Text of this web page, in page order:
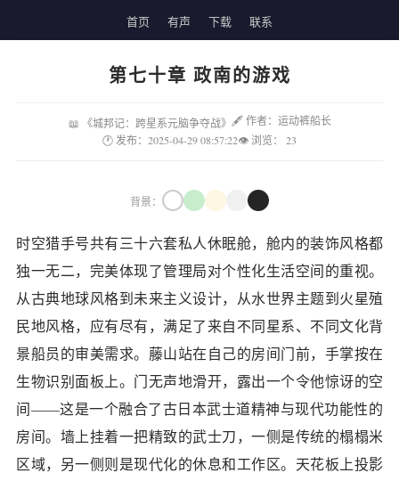
首页 有声 下载 联系
第七十章 政南的游戏
📖 《城邦记：跨星系元脑争夺战》 🖋 作者：运动裤船长
🕐 发布：2025-04-29 08:57:22👁 浏览： 23
背景：
时空猎手号共有三十六套私人休眠舱，舱内的装饰风格都
独一无二，完美体现了管理局对个性化生活空间的重视。
从古典地球风格到未来主义设计，从水世界主题到火星殖
民地风格，应有尽有，满足了来自不同星系、不同文化背
景船员的审美需求。藤山站在自己的房间门前，手掌按在
生物识别面板上。门无声地滑开，露出一个令他惊讶的空
间——这是一个融合了古日本武士道精神与现代功能性的
房间。墙上挂着一把精致的武士刀，一侧是传统的榻榻米
区域，另一侧则是现代化的休息和工作区。天花板上投影